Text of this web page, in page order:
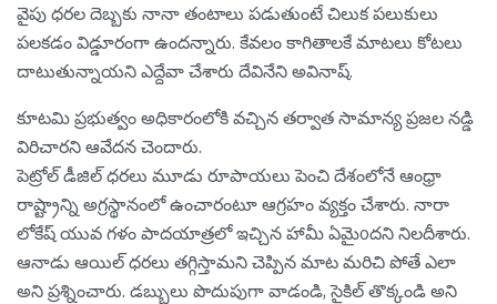
వైపు ధ‌ర‌ల దెబ్బ‌కు నానా తంటాలు ప‌డుతుంటే చిలుక ప‌లుకులు
ప‌ల‌క‌డం విడ్డూరంగా ఉంద‌న్నారు. కేవ‌లం కాగితాల‌కే మాట‌లు కోట‌లు
దాటుతున్నాయ‌ని ఎద్దేవా చేశారు దేవినేని అవినాష్.
కూటమి ప్రభుత్వం అధికారంలోకి వచ్చిన తర్వాత సామాన్య ప్రజల నడ్డి
విరిచారని ఆవేద‌న చెందారు.
పెట్రోల్ డీజిల్ ధరలు మూడు రూపాయలు పెంచి దేశంలోనే ఆంధ్రా
రాష్ట్రాన్ని అగ్రస్థానంలో ఉంచారంటూ ఆగ్ర‌హం వ్య‌క్తం చేశారు. నారా
లోకేష్ యువ గ‌ళం పాదయాత్రలో ఇచ్చిన హామీ ఏమైoదని నిల‌దీశారు.
ఆనాడు ఆయిల్ ధ‌ర‌లు త‌గ్గిస్తామ‌ని చెప్పిన మాట మ‌రిచి పోతే ఎలా
అని ప్ర‌శ్నించారు. డబ్బులు పొదుపుగా వాడండి, సైకిల్ తొక్కండి అని